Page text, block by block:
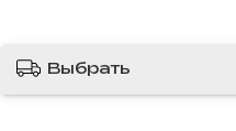
Выбрать